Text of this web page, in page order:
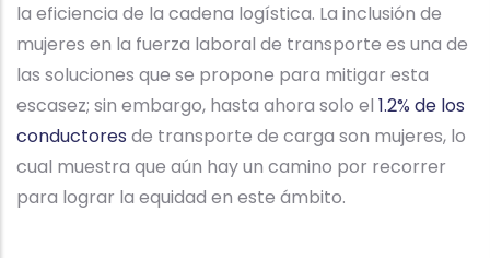
la eficiencia de la cadena logística. La inclusión de
mujeres en la fuerza laboral de transporte es una de
las soluciones que se propone para mitigar esta
escasez; sin embargo, hasta ahora solo el 1.2% de los
conductores de transporte de carga son mujeres, lo
cual muestra que aún hay un camino por recorrer
para lograr la equidad en este ámbito.